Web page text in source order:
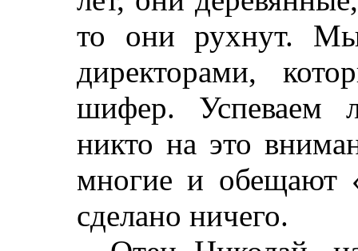
то они рухнут. Мы
директорами,
шифер. Успеваем
никто на это
многие и обещают
сделано ничего.